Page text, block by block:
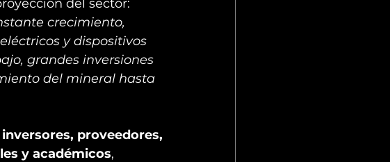
del sector:
crecimiento,
y dispositivos
grandes inversiones
del mineral hasta
inversores, proveedores,
y académicos,